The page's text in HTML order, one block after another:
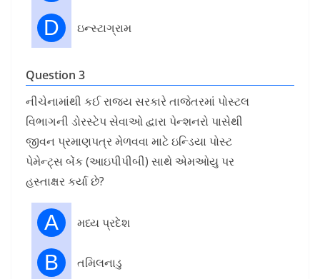
D ઇન્સ્ટાગ્રામ
Question 3
નીચેનામાંથી કઈ રાજ્ય સરકારે તાજેતરમાં પોસ્ટલ
વિભાગની ડોરસ્ટેપ સેવાઓ દ્વારા પેન્શનરો પાસેથી
જીવન પ્રમાણપત્ર મેળવવા માટે ઇન્ડિયા પોસ્ટ
પેમેન્ટ્સ બેંક (આઇપીપીબી) સાથે એમઓયુ પર
હસ્તાક્ષર કર્યા છે?
A મધ્ય પ્રદેશ
B તમિલનાડુ